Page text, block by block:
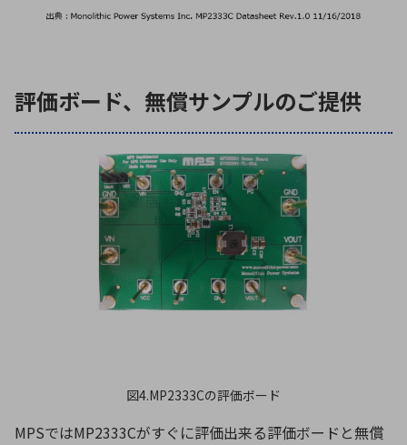
評価ボード、無償サンプルのご提供
図4.MP2333Cの評価ボード
MPSではMP2333Cがすぐに評価出来る評価ボードと無償